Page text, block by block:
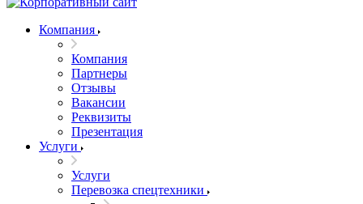
Компания
Компания
Партнеры
Отзывы
Вакансии
Реквизиты
Презентация
Услуги
Услуги
Перевозка спецтехники